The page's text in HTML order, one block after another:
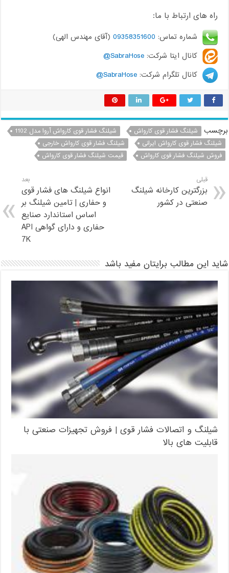
راه های ارتباط با ما:
شماره تماس: 09358351600 (آقای مهندس الهی)
کانال ایتا شرکت:SabraHose@
کانال تلگرام شرکت:SabraHose@
برچسب شیلنگ فشار قوی کارواش
شیلنگ فشار قوی کارواش آروا مدل 1102
شیلنگ فشار قوی کارواش ایرانی
شیلنگ فشار قوی کارواش خارجی
فروش شیلنگ فشار قوی کارواش
قیمت شیلنگ فشار قوی کارواش
قبلی
بزرگترین کارخانه شیلنگ
صنعتی در کشور
بعد
انواع شیلنگ های فشار قوی
و حفاری | تامین شیلنگ بر
اساس استاندارد صنایع
حفاری و دارای گواهی API
7K
شاید این مطالب برایتان مفید باشد
شیلنگ و اتصالات فشار قوی | فروش تجهیزات صنعتی با
قابلیت های بالا